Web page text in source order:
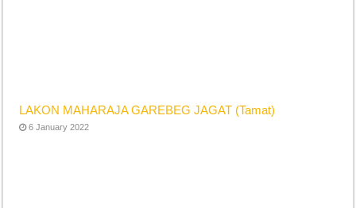
LAKON MAHARAJA GAREBEG JAGAT (Tamat)
6 January 2022